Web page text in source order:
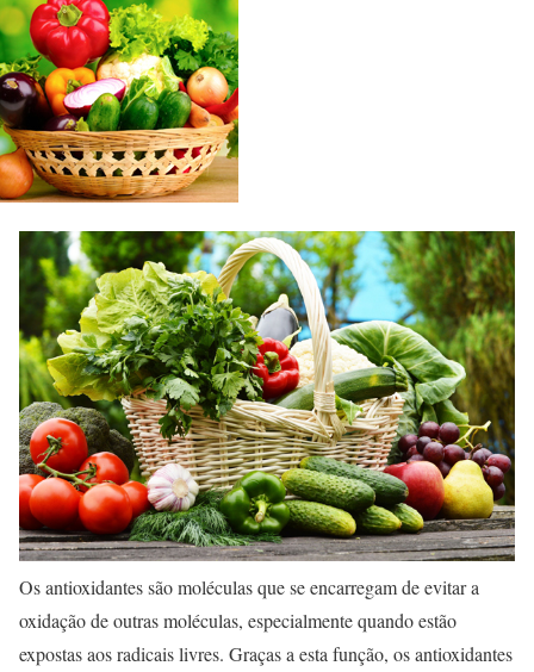
Os antioxidantes são moléculas que se encarregam de evitar a
oxidação de outras moléculas, especialmente quando estão
expostas aos radicais livres. Graças a esta função, os antioxidantes